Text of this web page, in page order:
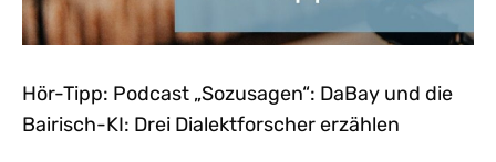
Hör-Tipp: Podcast „Sozusagen“: DaBay und die
Bairisch-KI: Drei Dialektforscher erzählen